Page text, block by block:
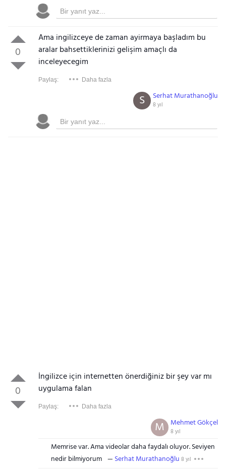
0
Ama ingilizceye de zaman ayirmaya başladım bu
aralar bahsettiklerinizi gelişim amaçlı da
inceleyecegim
Paylaş: Daha fazla
Serhat Murathanoğlu
8 yıl
S
0
İngilizce için internetten önerdiğiniz bir şey var mı
uygulama falan
Paylaş: Daha fazla
Mehmet Gökçel
8 yıl
M
Memrise var. Ama videolar daha faydalı oluyor. Seviyen
nedir bilmiyorum
Serhat Murathanoğlu 8 yıl